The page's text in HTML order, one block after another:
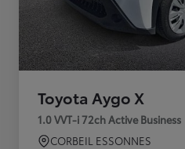
Toyota Aygo X
1.0 VVT-i 72ch Active Business
CORBEIL ESSONNES